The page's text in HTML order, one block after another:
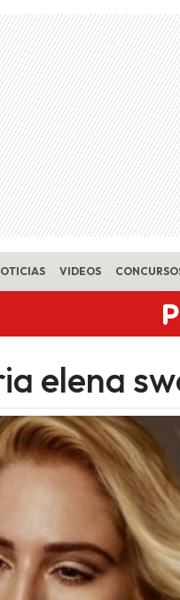
VIDEOS
elena